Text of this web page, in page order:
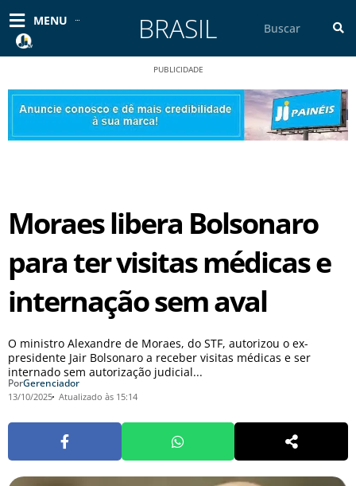
para
conteúdo
MENU BRASIL
PUBLICIDADE
Moraes libera Bolsonaro
para ter visitas médicas e
internação sem aval
O ministro Alexandre de Moraes, do STF, autorizou o ex-
presidente Jair Bolsonaro a receber visitas médicas e ser
internado sem autorização judicial...
PorGerenciador
13/10/2025 Atualizado às 15:14